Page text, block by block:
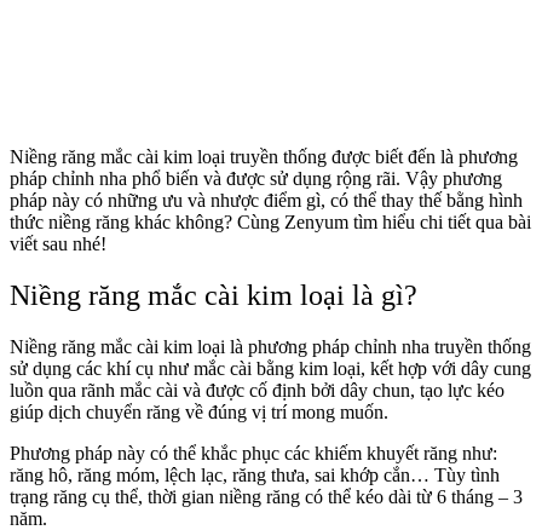
Niềng răng mắc cài kim loại truyền thống được biết đến là phương
pháp chỉnh nha phổ biến và được sử dụng rộng rãi. Vậy phương
pháp này có những ưu và nhược điểm gì, có thể thay thế bằng hình
thức niềng răng khác không? Cùng Zenyum tìm hiểu chi tiết qua bài
viết sau nhé!
Niềng răng mắc cài kim loại là gì?
Niềng răng mắc cài kim loại là phương pháp chỉnh nha truyền thống
sử dụng các khí cụ như mắc cài bằng kim loại, kết hợp với dây cung
luồn qua rãnh mắc cài và được cố định bởi dây chun, tạo lực kéo
giúp dịch chuyển răng về đúng vị trí mong muốn.
Phương pháp này có thể khắc phục các khiếm khuyết răng như:
răng hô, răng móm, lệch lạc, răng thưa, sai khớp cắn… Tùy tình
trạng răng cụ thể, thời gian niềng răng có thể kéo dài từ 6 tháng – 3
năm.